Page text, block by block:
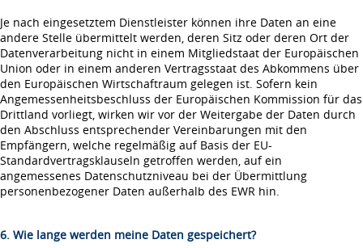
Je nach eingesetztem Dienstleister können ihre Daten an eine
andere Stelle übermittelt werden, deren Sitz oder deren Ort der
Datenverarbeitung nicht in einem Mitgliedstaat der Europäischen
Union oder in einem anderen Vertragsstaat des Abkommens über
den Europäischen Wirtschaftraum gelegen ist. Sofern kein
Angemessenheitsbeschluss der Europäischen Kommission für das
Drittland vorliegt, wirken wir vor der Weitergabe der Daten durch
den Abschluss entsprechender Vereinbarungen mit den
Empfängern, welche regelmäßig auf Basis der EU-
Standardvertragsklauseln getroffen werden, auf ein
angemessenes Datenschutzniveau bei der Übermittlung
personenbezogener Daten außerhalb des EWR hin.
6. Wie lange werden meine Daten gespeichert?